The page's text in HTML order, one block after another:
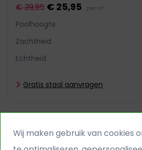
Wij maken gebruik van cookies
€ 39,95 € 25,95 per m²
Poolhoogte
Zachtheid
Echtheid
Gratis staal aanvragen
Certificaat brandwerendheid